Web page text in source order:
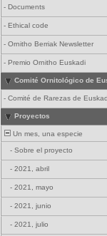
- Documents
- Ethical code
- Ornitho Berriak Newsletter
- Premio Ornitho Euskadi
Comité Ornitológico de
- Comité de Rarezas de
Proyectos
Un mes, una especie
- Sobre el proyecto
- 2021, abril
- 2021, mayo
- 2021, junio
- 2021, julio